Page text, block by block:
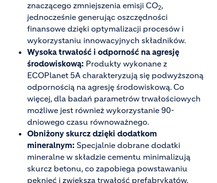
znaczącego zmniejszenia emisji CO2,
jednocześnie generując oszczędności
finansowe dzięki optymalizacji procesów i
wykorzystaniu innowacyjnych składników.
Wysoka trwałość i odporność na agresję
środowiskową: Produkty wykonane z
ECOPlanet 5A charakteryzują się podwyższoną
odpornością na agresję środowiskową. Co
więcej, dla badań parametrów trwałościowych
możliwe jest również wykorzystanie 90-
dniowego czasu równoważnego.
Obniżony skurcz dzięki dodatkom
mineralnym: Specjalnie dobrane dodatki
mineralne w składzie cementu minimalizują
skurcz betonu, co zapobiega powstawaniu
pęknięć i zwiększa trwałość prefabrykatów.